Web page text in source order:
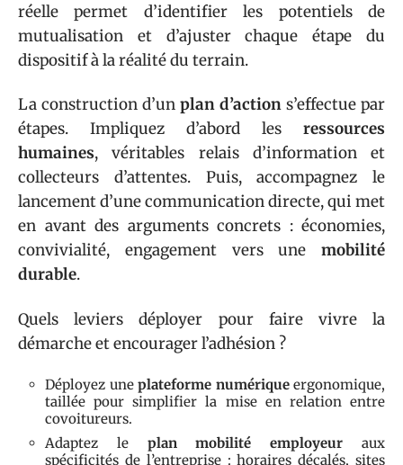
réelle permet d’identifier les potentiels de
mutualisation et d’ajuster chaque étape du
dispositif à la réalité du terrain.
La construction d’un plan d’action s’effectue par
étapes. Impliquez d’abord les ressources
humaines, véritables relais d’information et
collecteurs d’attentes. Puis, accompagnez le
lancement d’une communication directe, qui met
en avant des arguments concrets : économies,
convivialité, engagement vers une mobilité
durable.
Quels leviers déployer pour faire vivre la
démarche et encourager l’adhésion ?
Déployez une plateforme numériqueergonomique,
taillée pour simplifier la mise en relation entre
covoitureurs.
Adaptez le plan mobilité employeur aux
spécificités de l’entreprise : horaires décalés, sites